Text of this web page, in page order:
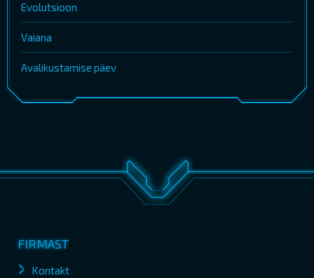
Evolutsioon
Vaiana
Avalikustamise päev
FIRMAST
Kontakt